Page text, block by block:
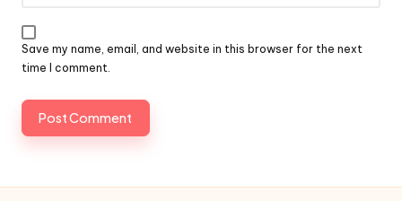
Save my name, email, and website in this browser for the next
time I comment.